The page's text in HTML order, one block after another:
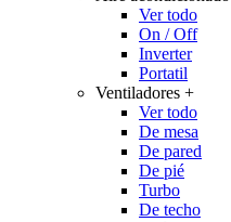
Ver todo
On / Off
Inverter
Portatil
Ventiladores +
Ver todo
De mesa
De pared
De pié
Turbo
De techo